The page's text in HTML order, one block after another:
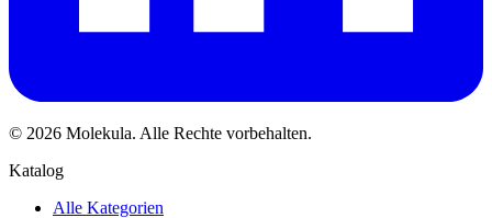
© 2026 Molekula. Alle Rechte vorbehalten.
Katalog
Alle Kategorien